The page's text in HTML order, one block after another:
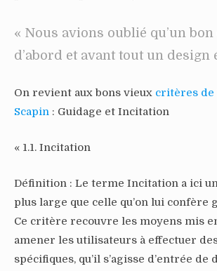
« Nous avions oublié qu’un
d’abord et avant tout un design
On revient aux bons vieux critères de
Scapin : Guidage et Incitation
« 1.1. Incitation
Définition : Le terme Incitation a ici
plus large que celle qu’on lui confère
Ce critère recouvre les moyens mis
amener les utilisateurs à effectuer
spécifiques, qu’il s’agisse d’entrée de